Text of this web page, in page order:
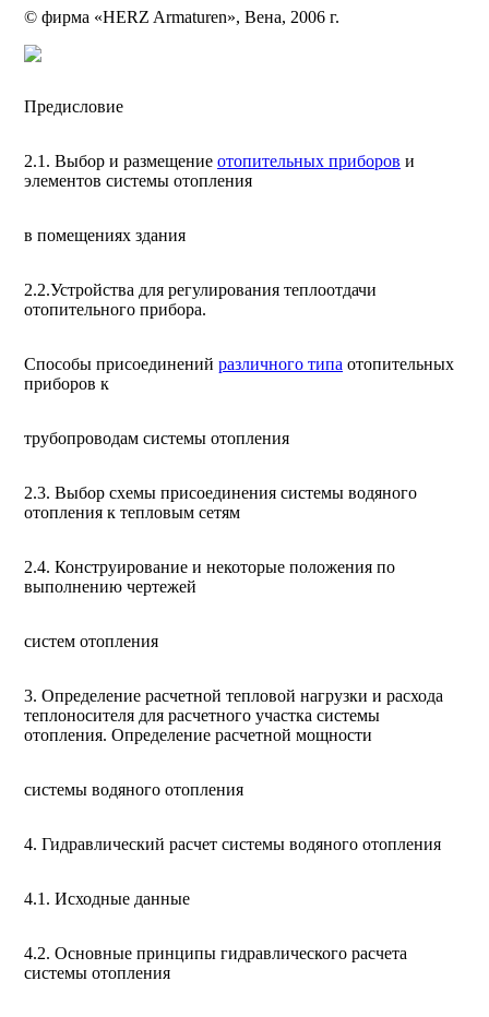
© фирма «HERZ Armaturen», Вена, 2006 г.
Предисловие
2.1. Выбор и размещение отопительных приборов и
элементов системы отопления
в помещениях здания
2.2.Устройства для регулирования теплоотдачи
отопительного прибора.
Способы присоединений различного типа отопительных
приборов к
трубопроводам системы отопления
2.3. Выбор схемы присоединения системы водяного
отопления к тепловым сетям
2.4. Конструирование и некоторые положения по
выполнению чертежей
систем отопления
3. Определение расчетной тепловой нагрузки и расхода
теплоносителя для расчетного участка системы
отопления. Определение расчетной мощности
системы водяного отопления
4. Гидравлический расчет системы водяного отопления
4.1. Исходные данные
4.2. Основные принципы гидравлического расчета
системы отопления